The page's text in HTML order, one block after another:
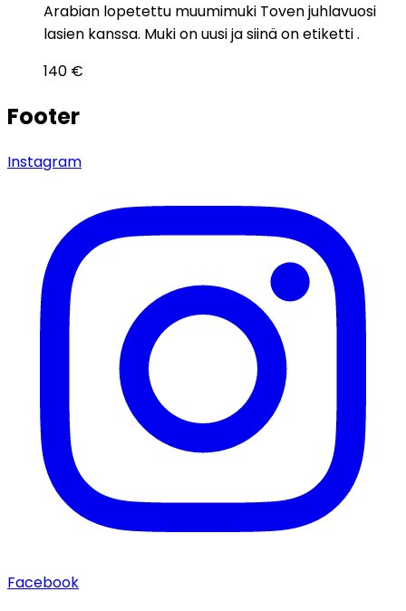
Arabian lopetettu muumimuki Toven juhlavuosi
lasien kanssa. Muki on uusi ja siinä on etiketti .
140 €
Footer
Instagram
Facebook